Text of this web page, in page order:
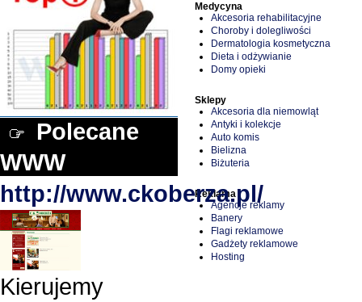
Medycyna
Akcesoria rehabilitacyjne
Choroby i dolegliwości
Dermatologia kosmetyczna
Dieta i odżywianie
Domy opieki
Sklepy
Akcesoria dla niemowląt
Antyki i kolekcje
Auto komis
Bielizna
Biżuteria
Reklama
Agencje reklamy
Banery
Flagi reklamowe
Gadżety reklamowe
Hosting
Polecane
WWW
http://www.ckoberza.pl/
Kierujemy